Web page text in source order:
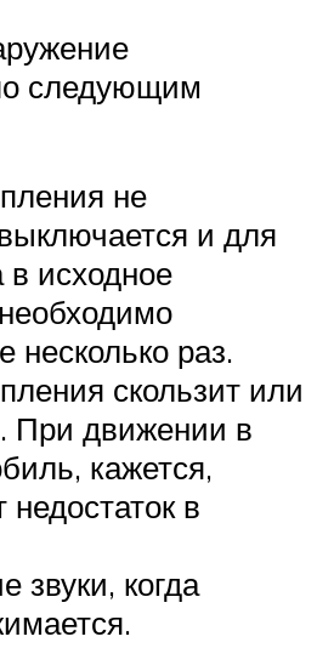
следующим
не
и для
в исходное
несколько раз.
скользит или
При движении в
кажется,
в
звуки, когда